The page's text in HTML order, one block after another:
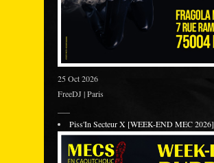
25 Oct 2026
FreeDJ | Paris
Piss'In Secteur X [WEEK-END MEC 2026]